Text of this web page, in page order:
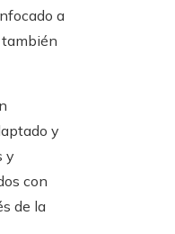
a
y
y
con
de la